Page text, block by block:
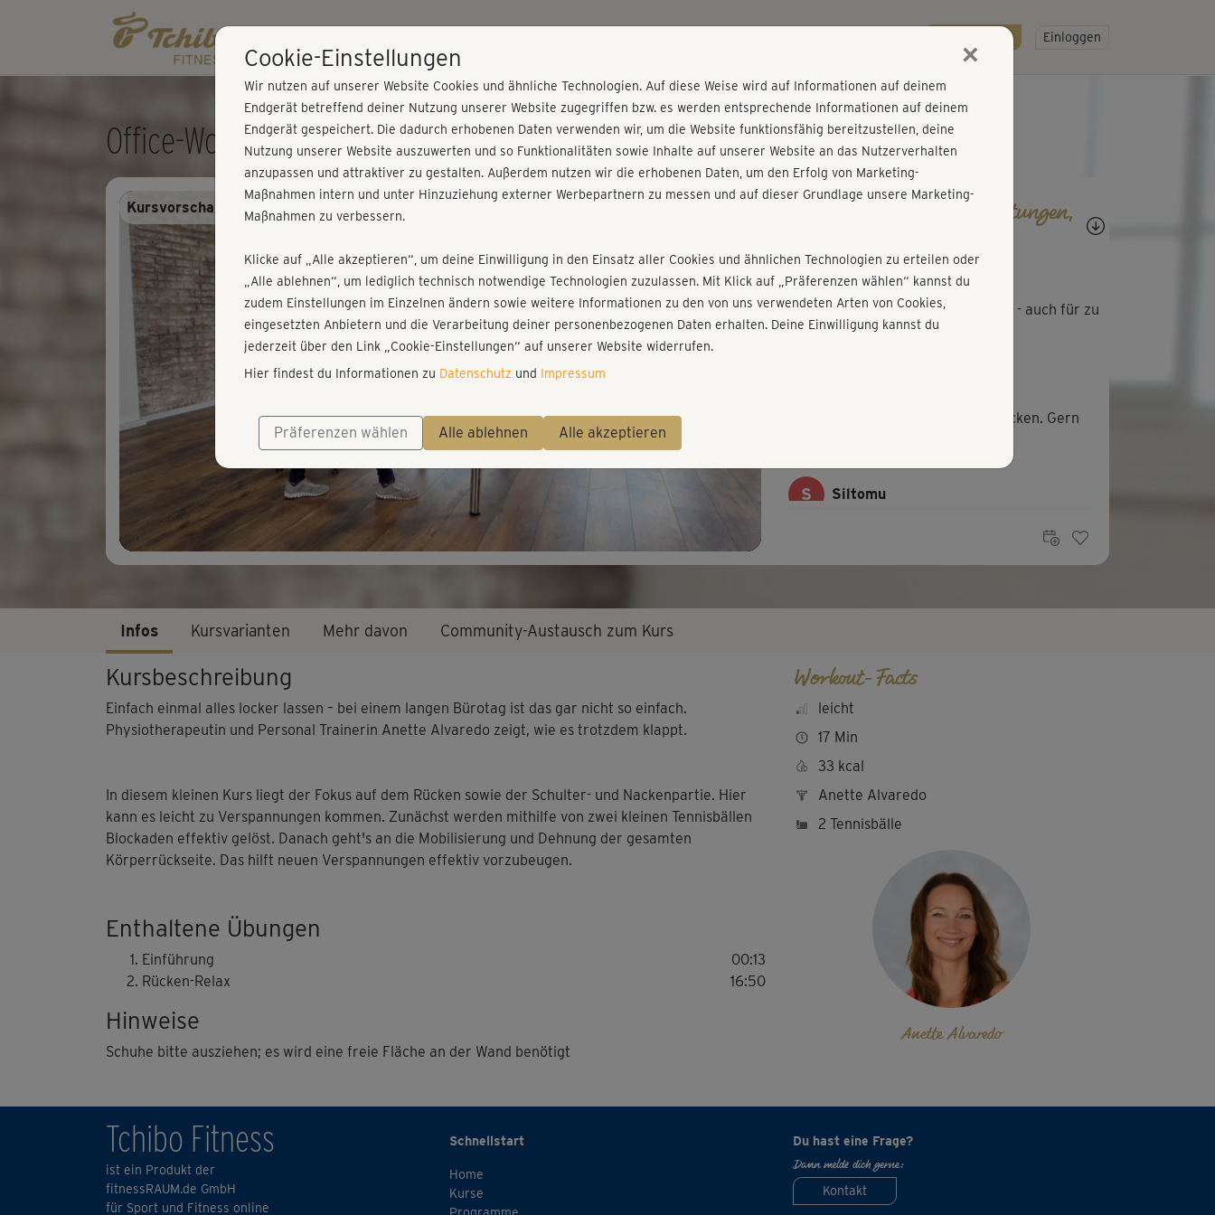
Gratis testen! Einloggen
Office-Workout - Rücken-Relax
Play
Video
Kursvorschau - Anmelden und alles trainieren!
Fragen, Antworten, Bewertungen,
E
Ellis667
Wohltuend für Rücken und Nacken - auch für zu
Hause zwischendurch super 🙂
Perfekt für einen verspannten Nacken. Gern
S
Siltomu
🙂 Schöne Massage und Entspannungseinheit
fürs Büro. 2 Tennisbälle habe ich immer...
Infos Kursvarianten Mehr davon Community-Austausch zum Kurs
Kursbeschreibung
Einfach einmal alles locker lassen – bei einem langen Bürotag ist das gar nicht so einfach.
Physiotherapeutin und Personal Trainerin Anette Alvaredo zeigt, wie es trotzdem klappt.
In diesem kleinen Kurs liegt der Fokus auf dem Rücken sowie der Schulter- und Nackenpartie. Hier
kann es leicht zu Verspannungen kommen. Zunächst werden mithilfe von zwei kleinen Tennisbällen
Blockaden effektiv gelöst. Danach geht's an die Mobilisierung und Dehnung der gesamten
Körperrückseite. Das hilft neuen Verspannungen effektiv vorzubeugen.
Enthaltene Übungen
Einführung
00:13
Rücken-Relax
16:50
Hinweise
Schuhe bitte ausziehen; es wird eine freie Fläche an der Wand benötigt
Workout-Facts
leicht
17 Min
33 kcal
Anette Alvaredo
2 Tennisbälle
Anette Alvaredo
Tchibo Fitness
ist ein Produkt der
fitnessRAUM.de GmbH
für Sport und Fitness online
Schnellstart
Home
Kurse
Du hast eine Frage?
Dann melde dich gerne:
Kontakt
Cookie-Einstellungen ×
Wir nutzen auf unserer Website Cookies und ähnliche Technologien. Auf diese Weise wird auf Informationen auf deinem
Endgerät betreffend deiner Nutzung unserer Website zugegriffen bzw. es werden entsprechende Informationen auf deinem
Endgerät gespeichert. Die dadurch erhobenen Daten verwenden wir, um die Website funktionsfähig bereitzustellen, deine
Nutzung unserer Website auszuwerten und so Funktionalitäten sowie Inhalte auf unserer Website an das Nutzerverhalten
anzupassen und attraktiver zu gestalten. Außerdem nutzen wir die erhobenen Daten, um den Erfolg von Marketing-
Maßnahmen intern und unter Hinzuziehung externer Werbepartnern zu messen und auf dieser Grundlage unsere Marketing-
Maßnahmen zu verbessern.
Klicke auf „Alle akzeptieren“, um deine Einwilligung in den Einsatz aller Cookies und ähnlichen Technologien zu erteilen oder
„Alle ablehnen“, um lediglich technisch notwendige Technologien zuzulassen. Mit Klick auf „Präferenzen wählen“ kannst du
zudem Einstellungen im Einzelnen ändern sowie weitere Informationen zu den von uns verwendeten Arten von Cookies,
eingesetzten Anbietern und die Verarbeitung deiner personenbezogenen Daten erhalten. Deine Einwilligung kannst du
jederzeit über den Link „Cookie-Einstellungen“ auf unserer Website widerrufen.
Hier findest du Informationen zu Datenschutz und Impressum
Präferenzen wählen Alle ablehnen Alle akzeptieren